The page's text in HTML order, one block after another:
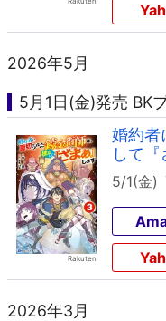
2026年5月
5月1日(金)発売 BK
婚約者
して
5/1(金)
2026年3月